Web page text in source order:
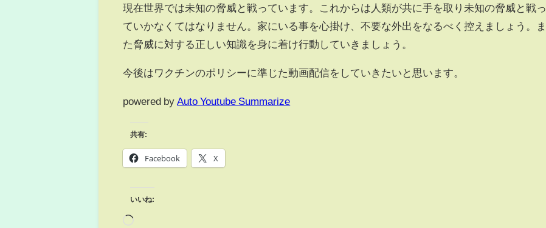
現在世界では未知の脅威と戦っています。これからは人類が共に手を取り未知の脅威と戦っ
ていかなくてはなりません。家にいる事を心掛け、不要な外出をなるべく控えましょう。ま
た脅威に対する正しい知識を身に着け行動していきましょう。
今後はワクチンのポリシーに準じた動画配信をしていきたいと思います。
powered by Auto Youtube Summarize
共有:
Facebook X
いいね: